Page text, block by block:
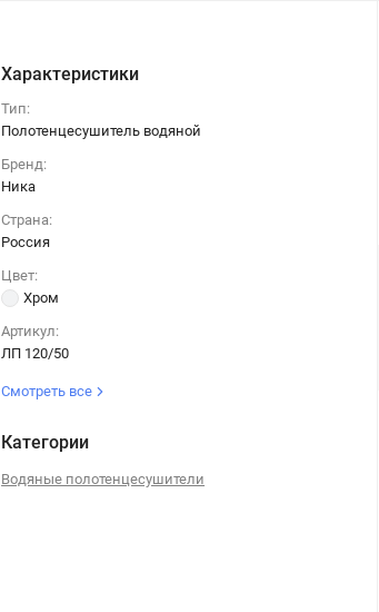
Характеристики
Тип:
Полотенцесушитель водяной
Бренд:
Ника
Страна:
Россия
Цвет:
Хром
Артикул:
ЛП 120/50
Смотреть все
Категории
Водяные полотенцесушители